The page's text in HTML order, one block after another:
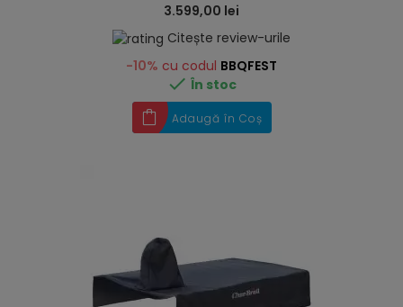
3.599,00 lei
Citește review-urile
-10% cu codul BBQFEST
 În stoc
Adaugă în Coș